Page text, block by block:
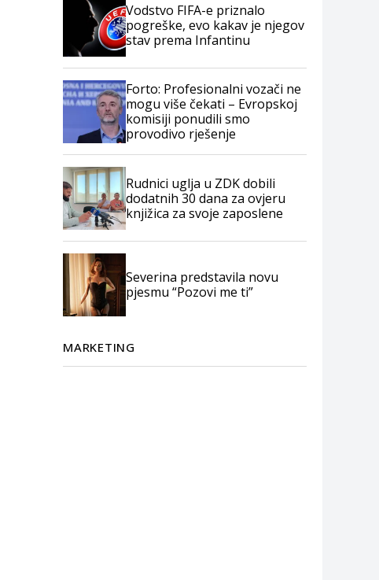
Vodstvo FIFA-e priznalo
pogreške, evo kakav je njegov
stav prema Infantinu
Forto: Profesionalni vozači ne
mogu više čekati – Evropskoj
komisiji ponudili smo
provodivo rješenje
Rudnici uglja u ZDK dobili
dodatnih 30 dana za ovjeru
knjižica za svoje zaposlene
Severina predstavila novu
pjesmu “Pozovi me ti”
MARKETING